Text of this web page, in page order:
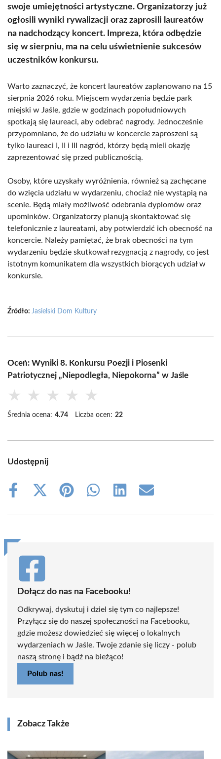
swoje umiejętności artystyczne. Organizatorzy już
ogłosili wyniki rywalizacji oraz zaprosili laureatów
na nadchodzący koncert. Impreza, która odbędzie
się w sierpniu, ma na celu uświetnienie sukcesów
uczestników konkursu.
Warto zaznaczyć, że koncert laureatów zaplanowano na 15
sierpnia 2026 roku. Miejscem wydarzenia będzie park
miejski w Jaśle, gdzie w godzinach popołudniowych
spotkają się laureaci, aby odebrać nagrody. Jednocześnie
przypomniano, że do udziału w koncercie zaproszeni są
tylko laureaci I, II i III nagród, którzy będą mieli okazję
zaprezentować się przed publicznością.
Osoby, które uzyskały wyróżnienia, również są zachęcane
do wzięcia udziału w wydarzeniu, chociaż nie wystąpią na
scenie. Będą miały możliwość odebrania dyplomów oraz
upominków. Organizatorzy planują skontaktować się
telefonicznie z laureatami, aby potwierdzić ich obecność na
koncercie. Należy pamiętać, że brak obecności na tym
wydarzeniu będzie skutkował rezygnacją z nagrody, co jest
istotnym komunikatem dla wszystkich biorących udział w
konkursie.
Źródło: Jasielski Dom Kultury
Oceń: Wyniki 8. Konkursu Poezji i Piosenki
Patriotycznej „Niepodległa, Niepokorna” w Jaśle
★ ★ ★ ★ ★
Średnia ocena: 4.74 Liczba ocen: 22
Udostępnij
Share
Share
(Twitter)
Share
Share
Share
Share
Dołącz do nas na Facebooku!
Odkrywaj, dyskutuj i dziel się tym co najlepsze!
Przyłącz się do naszej społeczności na Facebooku,
gdzie możesz dowiedzieć się więcej o lokalnych
wydarzeniach w Jaśle. Twoje zdanie się liczy - polub
naszą stronę i bądź na bieżąco!
Polub nas!
Zobacz Także